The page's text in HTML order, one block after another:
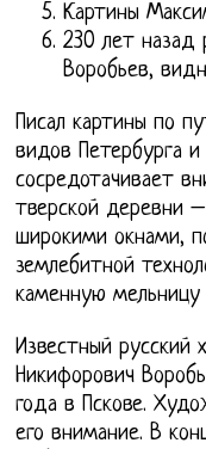
Картины
230 лет назад
Воробьев,
Писал картины по
видов Петербурга
сосредотачивает
тверской деревни
широкими окнами,
землебитной
каменную
Известный
Никифорович
года в Пскове.
его внимание. В